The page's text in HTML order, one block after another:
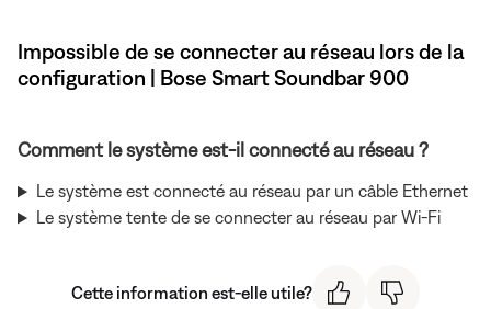
Impossible de se connecter au réseau lors de la
configuration | Bose Smart Soundbar 900
Comment le système est-il connecté au réseau ?
Le système est connecté au réseau par un câble Ethernet
Le système tente de se connecter au réseau par Wi-Fi
Cette information est-elle utile?